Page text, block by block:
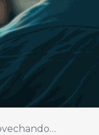
vivo de Odoo